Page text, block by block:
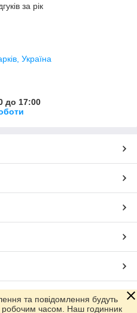
за рік
Україна
до 17:00
Prom.ua
та повідомлення будуть
робочим часом. Наш годинник